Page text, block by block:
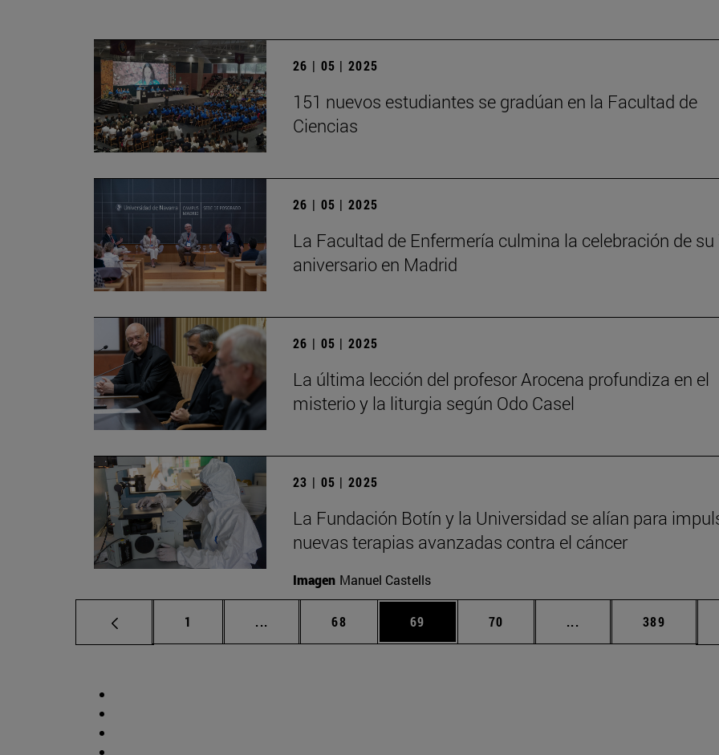
26 | 05 | 2025
151 nuevos estudiantes se gradúan en la Facultad de
Ciencias
26 | 05 | 2025
La Facultad de Enfermería culmina la celebración de su
aniversario en Madrid
26 | 05 | 2025
La última lección del profesor Arocena profundiza en el
misterio y la liturgia según Odo Casel
23 | 05 | 2025
La Fundación Botín y la Universidad se alían para
nuevas terapias avanzadas contra el cáncer
Imagen Manuel Castells
Página
1 ... Páginas intermedias Use TAB para desplazarse.
Página
68 Página
69 Página
70 ... Páginas intermedias
Página
389